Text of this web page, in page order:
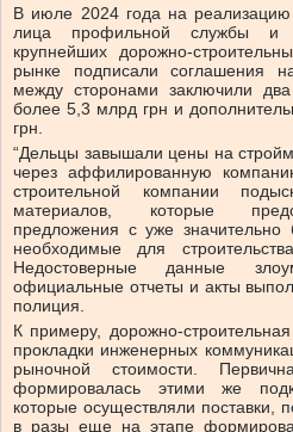
В июле 2024 года на реализацию
лица профильной службы и
крупнейших дорожно-
рынке подписали соглашения
между сторонами заключили
более 5,3 млрд грн и
грн.
“Дельцы завышали цены на
через аффилированную
строительной компании
материалов, которые
предложения с уже
необходимые для
Недостоверные данные
официальные отчеты и акты
полиция.
К примеру, дорожно-
прокладки инженерных
рыночной стоимости.
формировалась этими же
которые осуществляли поставки,
в разы еще на этапе